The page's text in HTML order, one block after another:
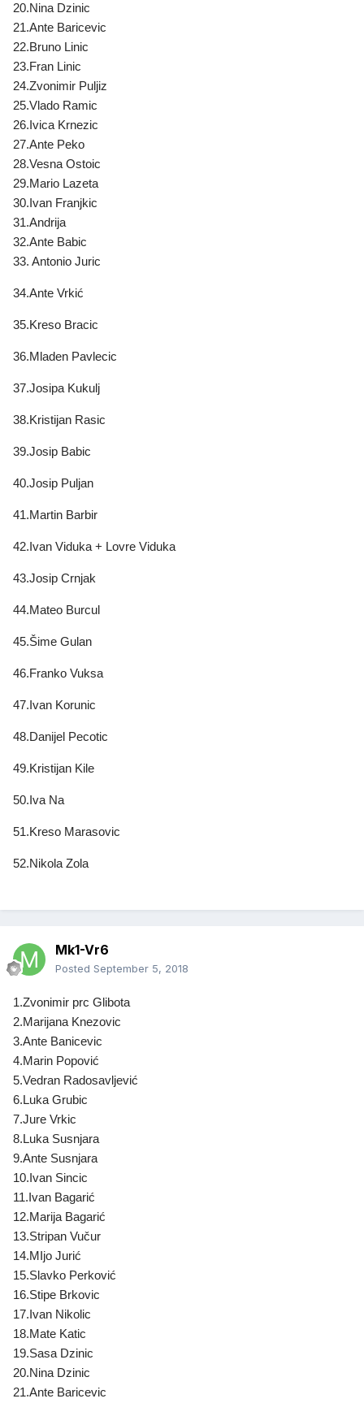
20.Nina Dzinic
21.Ante Baricevic
22.Bruno Linic
23.Fran Linic
24.Zvonimir Puljiz
25.Vlado Ramic
26.Ivica Krnezic
27.Ante Peko
28.Vesna Ostoic
29.Mario Lazeta
30.Ivan Franjkic
31.Andrija
32.Ante Babic
33. Antonio Juric
34.Ante Vrkić
35.Kreso Bracic
36.Mladen Pavlecic
37.Josipa Kukulj
38.Kristijan Rasic
39.Josip Babic
40.Josip Puljan
41.Martin Barbir
42.Ivan Viduka + Lovre Viduka
43.Josip Crnjak
44.Mateo Burcul
45.Šime Gulan
46.Franko Vuksa
47.Ivan Korunic
48.Danijel Pecotic
49.Kristijan Kile
50.Iva Na
51.Kreso Marasovic
52.Nikola Zola
Mk1-Vr6
Posted September 5, 2018
1.Zvonimir prc Glibota
2.Marijana Knezovic
3.Ante Banicevic
4.Marin Popović
5.Vedran Radosavljević
6.Luka Grubic
7.Jure Vrkic
8.Luka Susnjara
9.Ante Susnjara
10.Ivan Sincic
11.Ivan Bagarić
12.Marija Bagarić
13.Stripan Vučur
14.MIjo Jurić
15.Slavko Perković
16.Stipe Brkovic
17.Ivan Nikolic
18.Mate Katic
19.Sasa Dzinic
20.Nina Dzinic
21.Ante Baricevic